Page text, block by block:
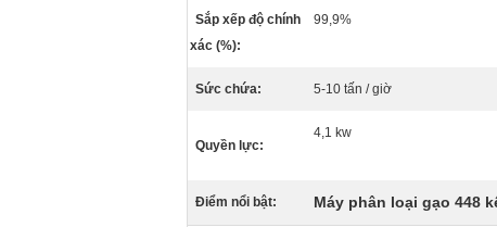
Sắp xếp độ chính
xác (%):
99,9%
Sức chứa: 5-10 tấn / giờ
Quyền lực:
4,1 kw
Điểm nổi bật: Máy phân loại gạo 448